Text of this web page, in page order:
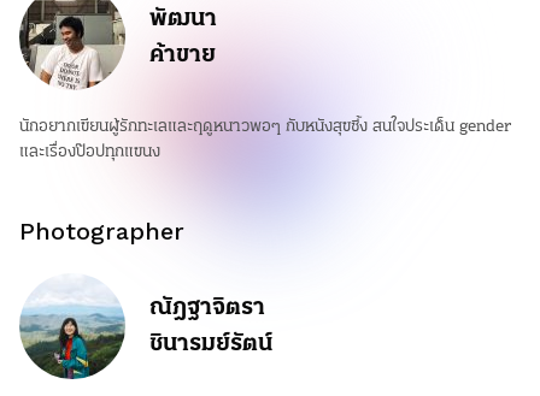
พัฒนา
ค้าขาย
นักอยากเขียนผู้รักทะเลและฤดูหนาวพอๆ กับหนังสุขซึ้ง สนใจประเด็น gender
และเรื่องป๊อปทุกแขนง
Photographer
ณัฎฐาจิตรา
ชินารมย์รัตน์